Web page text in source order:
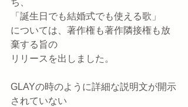
ち、
「誕生日でも結婚式でも使える歌」
については、著作権も著作隣接権も放
棄する旨の
リリースを出しました。
GLAYの時のように詳細な説明文が開示
されていない